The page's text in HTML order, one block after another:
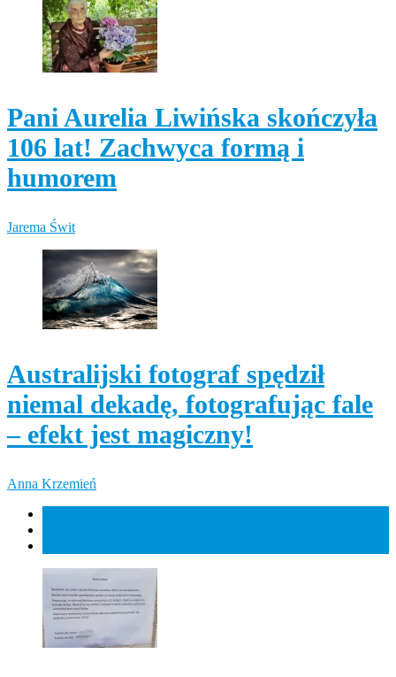
Pani Aurelia Liwińska skończyła
106 lat! Zachwyca formą i
humorem
Jarema Świt
Australijski fotograf spędził
niemal dekadę, fotografując fale
– efekt jest magiczny!
Anna Krzemień